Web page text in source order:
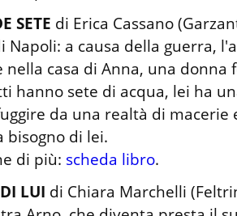
SETE di Erica Cassano
Napoli: a causa della guerra,
nella casa di Anna, una
hanno sete di acqua, lei ha
da una realtà di macerie
bisogno di lei.
di più: scheda libro.
LUI di Chiara Marchelli